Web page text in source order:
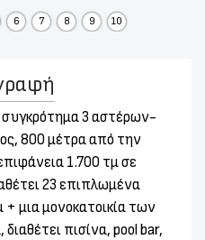
6 7 8 9 10
συγκρότημα 3 αστέρων-
800 μέτρα από την
1.700 τμ σε
23 επιπλωμένα
μια μονοκατοικία των
πισίνα, pool bar,